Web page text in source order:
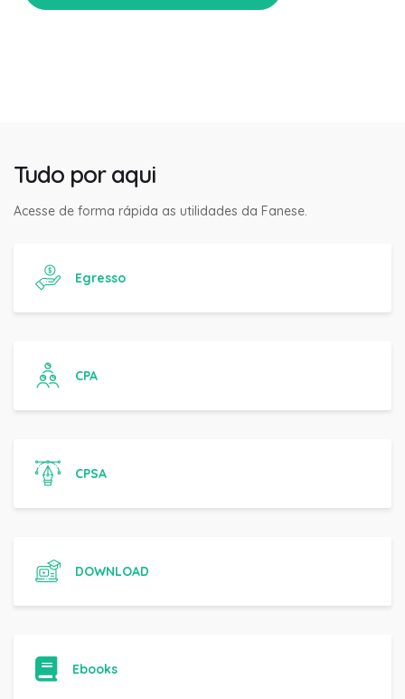
Tudo por aqui
Acesse de forma rápida as utilidades da Fanese.
Egresso
CPA
CPSA
DOWNLOAD
Ebooks